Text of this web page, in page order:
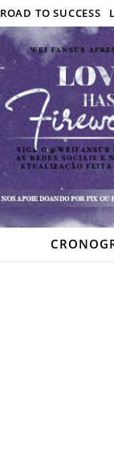
ROAD TO SUCCESS